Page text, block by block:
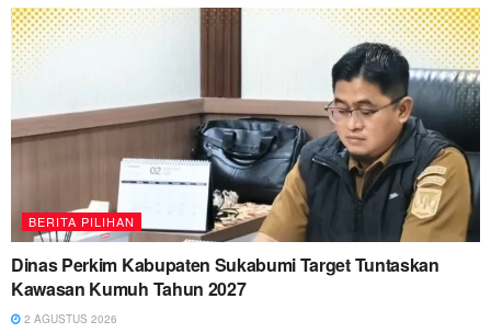
BERITA PILIHAN
Dinas Perkim Kabupaten Sukabumi Target Tuntaskan
Kawasan Kumuh Tahun 2027
2 AGUSTUS 2026